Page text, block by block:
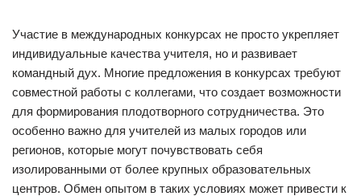
Участие в международных конкурсах не просто укрепляет
индивидуальные качества учителя, но и развивает
командный дух. Многие предложения в конкурсах требуют
совместной работы с коллегами, что создает возможности
для формирования плодотворного сотрудничества. Это
особенно важно для учителей из малых городов или
регионов, которые могут почувствовать себя
изолированными от более крупных образовательных
центров. Обмен опытом в таких условиях может привести к